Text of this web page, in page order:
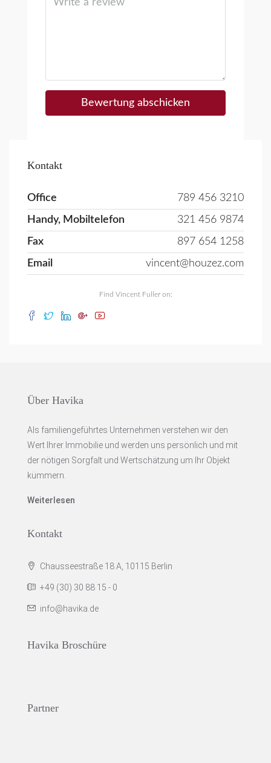
Bewertung abschicken
Kontakt
Office
789 456 3210
Handy, Mobiltelefon
321 456 9874
Fax
897 654 1258
Email
vincent@houzez.com
Find Vincent Fuller on:
Über Havika
Als familiengeführtes Unternehmen verstehen wir den
Wert Ihrer Immobilie und werden uns persönlich und mit
der nötigen Sorgfalt und Wertschätzung um Ihr Objekt
kümmern.
Weiterlesen
Kontakt
Chausseestraße 18 A, 10115 Berlin
+49 (30) 30 88 15 - 0
info@havika.de
Havika Broschüre
Partner